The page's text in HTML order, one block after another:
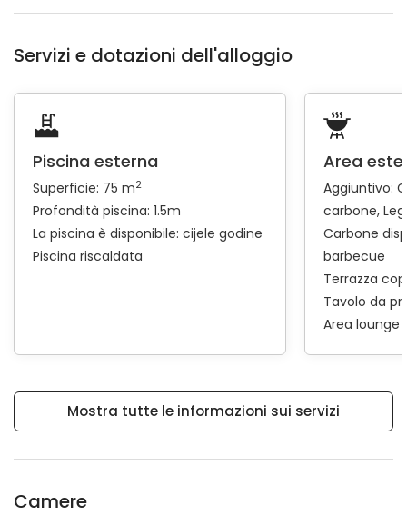
Servizi e dotazioni dell'alloggio
Piscina esterna
Superficie: 75 m2
Profondità piscina: 1.5m
La piscina è disponibile: cijele godine
Piscina riscaldata
Area
Aggiuntivo:
carbone
Carbone
barbecue
Terrazza
Tavolo da
Area lounge
Mostra tutte le informazioni sui servizi
Camere